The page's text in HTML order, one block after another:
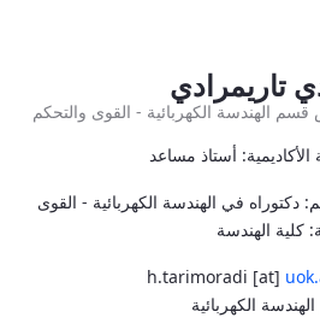
تاريمرادي
الهندسة الكهربائية - القوى والتحكم
الأكاديمية: أستاذ مساعد
دكتوراه في الهندسة الكهربائية - القوى
كلية الهندسة
h.tarimoradi [at]
الكهربائية